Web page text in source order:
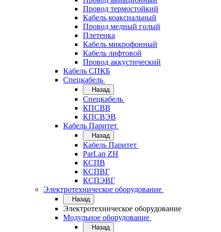
Провод термостойкий
Кабель коаксиальный
Провод медный голый
Плетенка
Кабель микрофонный
Кабель лифтовой
Провод аккустический
Кабель СПКБ
Спецкабель
Назад
Спецкабель
КПСВВ
КПСВЭВ
Кабель Паритет
Назад
Кабель Паритет
ParLan ZH
КСПВ
КСПВГ
КСПЭВГ
Электротехническое оборудование
Назад
Электротехническое оборудование
Модульное оборудование
Назад